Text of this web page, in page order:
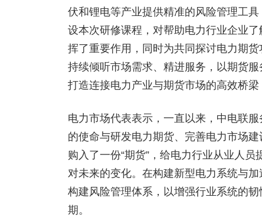
伏和锂电等产业提供精准的风险管理工
设本次研修课程，对帮助电力行业企业
挥了重要作用，同时为共同探讨电力期
持续倾听市场需求、精进服务，以期货
打造连接电力产业与期货市场的高效桥
电力市场代表表示，一直以来，中电联
的使命与研发电力期货、完善电力市场
购入了一份“期货”，给电力行业从业人
对未来的变化。在构建新型电力系统与
构建风险管理体系，以增强行业系统的
期。